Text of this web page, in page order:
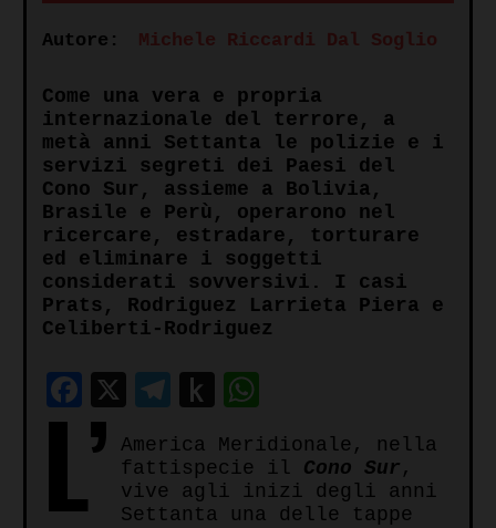
Autore: Michele Riccardi Dal Soglio
Come una vera e propria
internazionale del terrore, a
metà anni Settanta le polizie e i
servizi segreti dei Paesi del
Cono Sur, assieme a Bolivia,
Brasile e Perù, operarono nel
ricercare, estradare, torturare
ed eliminare i soggetti
considerati sovversivi. I casi
Prats, Rodriguez Larrieta Piera e
Celiberti-Rodriguez
Facebook
X Telegram
Push
Kindle
L’ America Meridionale, nella
fattispecie il Cono Sur ,
vive agli inizi degli anni
Settanta una delle tappe